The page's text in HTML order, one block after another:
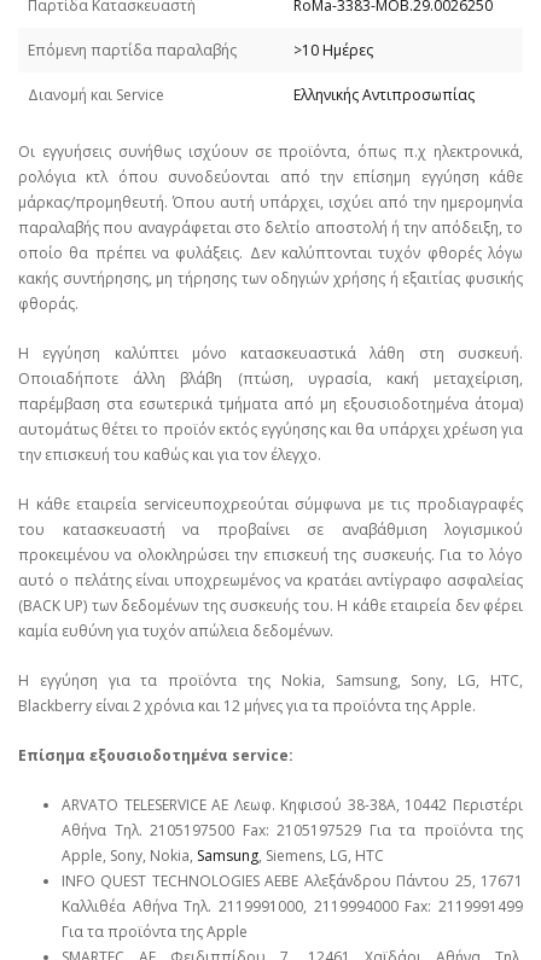
Παρτίδα Κατασκευαστή RoMa-3383-MOB.29.0026250
Επόμενη παρτίδα παραλαβής >10 Ημέρες
Διανομή και Service Ελληνικής Αντιπροσωπίας
Οι εγγυήσεις συνήθως ισχύουν σε προϊόντα, όπως π.χ ηλεκτρονικά,
ρολόγια κτλ όπου συνοδεύονται από την επίσημη εγγύηση κάθε
μάρκας/προμηθευτή. Όπου αυτή υπάρχει, ισχύει από την ημερομηνία
παραλαβής που αναγράφεται στο δελτίο αποστολή ή την απόδειξη, το
οποίο θα πρέπει να φυλάξεις. Δεν καλύπτονται τυχόν φθορές λόγω
κακής συντήρησης, μη τήρησης των οδηγιών χρήσης ή εξαιτίας φυσικής
φθοράς.
Η εγγύηση καλύπτει μόνο κατασκευαστικά λάθη στη συσκευή.
Οποιαδήποτε άλλη βλάβη (πτώση, υγρασία, κακή μεταχείριση,
παρέμβαση στα εσωτερικά τμήματα από μη εξουσιοδοτημένα άτομα)
αυτομάτως θέτει το προϊόν εκτός εγγύησης και θα υπάρχει χρέωση για
την επισκευή του καθώς και για τον έλεγχο.
Η κάθε εταιρεία serviceυποχρεούται σύμφωνα με τις προδιαγραφές
του κατασκευαστή να προβαίνει σε αναβάθμιση λογισμικού
προκειμένου να ολοκληρώσει την επισκευή της συσκευής. Για το λόγο
αυτό ο πελάτης είναι υποχρεωμένος να κρατάει αντίγραφο ασφαλείας
(BACK UP) των δεδομένων της συσκευής του. Η κάθε εταιρεία δεν φέρει
καμία ευθύνη για τυχόν απώλεια δεδομένων.
Η εγγύηση για τα προϊόντα της Nokia, Samsung, Sony, LG, HTC,
Blackberry είναι 2 χρόνια και 12 μήνες για τα προϊόντα της Apple.
Επίσημα εξουσιοδοτημένα service:
ARVATO TELESERVICE ΑΕ Λεωφ. Κηφισού 38-38Α, 10442 Περιστέρι
Αθήνα Τηλ. 2105197500 Fax: 2105197529 Για τα προϊόντα της
Apple, Sony, Nokia, Samsung, Siemens, LG, HTC
INFO QUEST TECHNOLOGIES ΑΕΒΕ Αλεξάνδρου Πάντου 25, 17671
Καλλιθέα Αθήνα Τηλ. 2119991000, 2119994000 Fax: 2119991499
Για τα προϊόντα της Apple